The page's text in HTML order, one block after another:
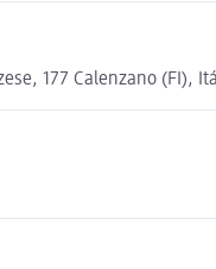
177 Calenzano (FI),